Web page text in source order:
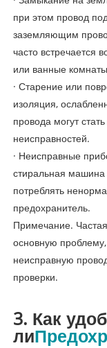
при этом провод
заземляющим
часто встречается
или ванные
· Старение или
изоляция,
провода могут
неисправностей.
· Неисправные
стиральная
потреблять
предохранитель.
Примечание.
основную
неисправную
проверки.
3. Как
ли